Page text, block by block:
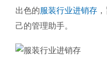
出色的服装行业进销存
己的管理助手。